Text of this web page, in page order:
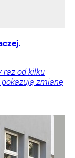
raz od kilku
zmianę